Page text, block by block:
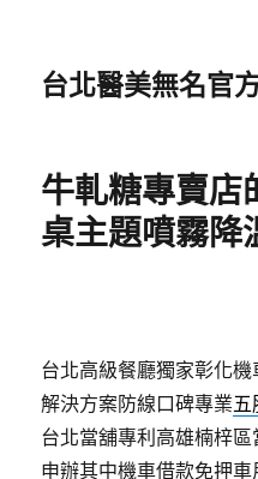
台北醫美無名官
牛軋糖專賣店
桌主題噴霧降
台北高級餐廳獨家彰化機
解決方案防線口碑專業
台北當舖專利高雄楠梓
申辦其中機車借款免押